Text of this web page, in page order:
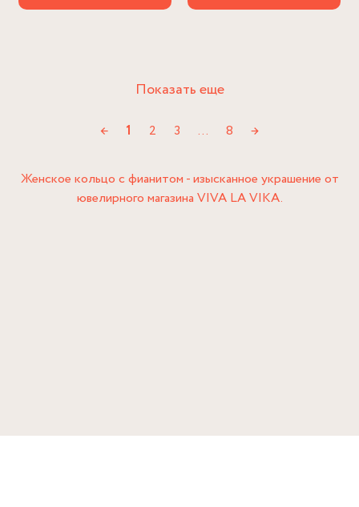
Показать еще
← 1 2 3 … 8 →
Женское кольцо с фианитом - изысканное украшение от
ювелирного магазина VIVA LA VIKA.